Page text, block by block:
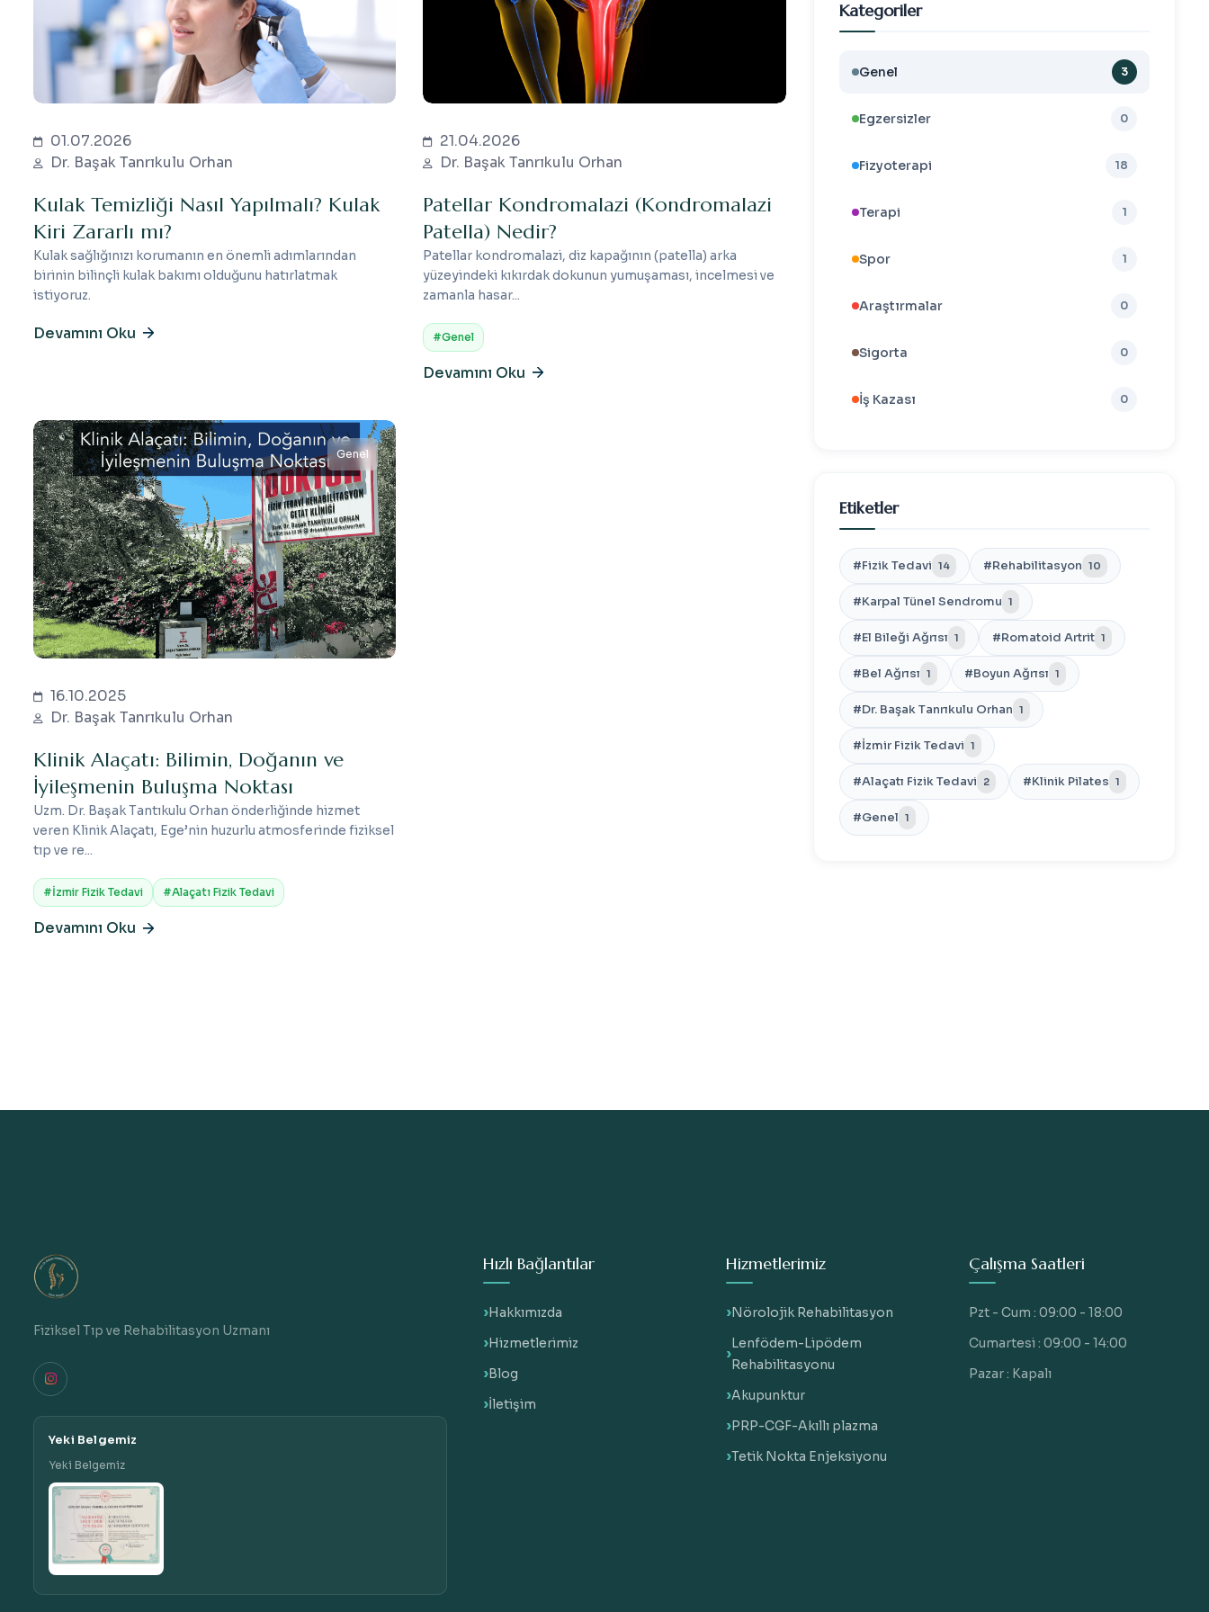
01.07.2026
Dr. Başak Tanrıkulu Orhan
Kulak Temizliği Nasıl Yapılmalı? Kulak
Kiri Zararlı mı?
Kulak sağlığınızı korumanın en önemli adımlarından
birinin bilinçli kulak bakımı olduğunu hatırlatmak
istiyoruz.
Devamını Oku
21.04.2026
Dr. Başak Tanrıkulu Orhan
Patellar Kondromalazi (Kondromalazi
Patella) Nedir?
Patellar kondromalazi, diz kapağının (patella) arka
yüzeyindeki kıkırdak dokunun yumuşaması, incelmesi ve
zamanla hasar...
#Genel
Devamını Oku
Genel
16.10.2025
Dr. Başak Tanrıkulu Orhan
Klinik Alaçatı: Bilimin, Doğanın ve
İyileşmenin Buluşma Noktası
Uzm. Dr. Başak Tantıkulu Orhan önderliğinde hizmet
veren Klinik Alaçatı, Ege’nin huzurlu atmosferinde fiziksel
tıp ve re...
#İzmir Fizik Tedavi #Alaçatı Fizik Tedavi
Devamını Oku
Kategoriler
Genel 3
Egzersizler 0
Fizyoterapi 18
Terapi 1
Spor 1
Araştırmalar 0
Sigorta 0
İş Kazası 0
Etiketler
#Fizik Tedavi 14 #Rehabilitasyon 10
#Karpal Tünel Sendromu 1
#El Bileği Ağrısı 1 #Romatoid Artrit 1
#Bel Ağrısı 1 #Boyun Ağrısı 1
#Dr. Başak Tanrıkulu Orhan 1
#İzmir Fizik Tedavi 1
#Alaçatı Fizik Tedavi 2 #Klinik Pilates 1
#Genel 1
Fiziksel Tıp ve Rehabilitasyon Uzmanı
Yeki Belgemiz
Yeki Belgemiz
Hızlı Bağlantılar
Hakkımızda
Hizmetlerimiz
Blog
İletişim
Hizmetlerimiz
Nörolojik Rehabilitasyon
Lenfödem-Lipödem
Rehabilitasyonu
Akupunktur
PRP-CGF-Akıllı plazma
Tetik Nokta Enjeksiyonu
Çalışma Saatleri
Pzt - Cum : 09:00 - 18:00
Cumartesi : 09:00 - 14:00
Pazar : Kapalı